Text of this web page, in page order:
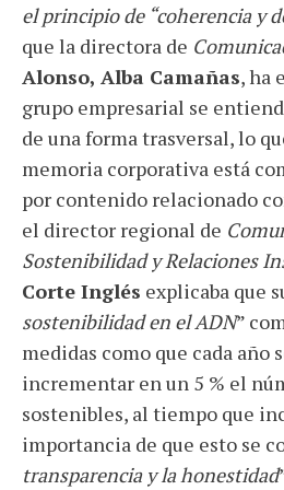
el principio de “coherencia y
que la directora de
Alonso, Alba Camañas, ha
grupo empresarial se
de una forma trasversal, lo
memoria corporativa está
por contenido relacionado
el director regional de
Sostenibilidad y Relaciones
Corte Inglés explicaba que
sostenibilidad en el ADN”
medidas como que cada año
incrementar en un 5 % el
sostenibles, al tiempo que
importancia de que esto se
transparencia y la honestidad